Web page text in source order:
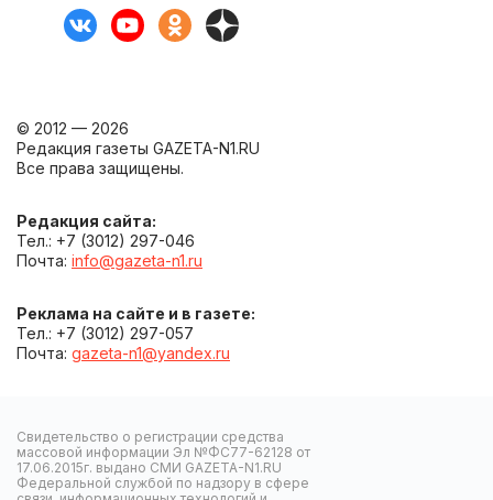
© 2012 — 2026
Редакция газеты GAZETA-N1.RU
Все права защищены.
Редакция сайта:
Тел.: +7 (3012) 297-046
Почта: info@gazeta-n1.ru
Реклама на сайте и в газете:
Тел.: +7 (3012) 297-057
Почта: gazeta-n1@yandex.ru
Свидетельство о регистрации средства
массовой информации Эл №ФС77-62128 от
17.06.2015г. выдано СМИ GAZETA-N1.RU
Федеральной службой по надзору в сфере